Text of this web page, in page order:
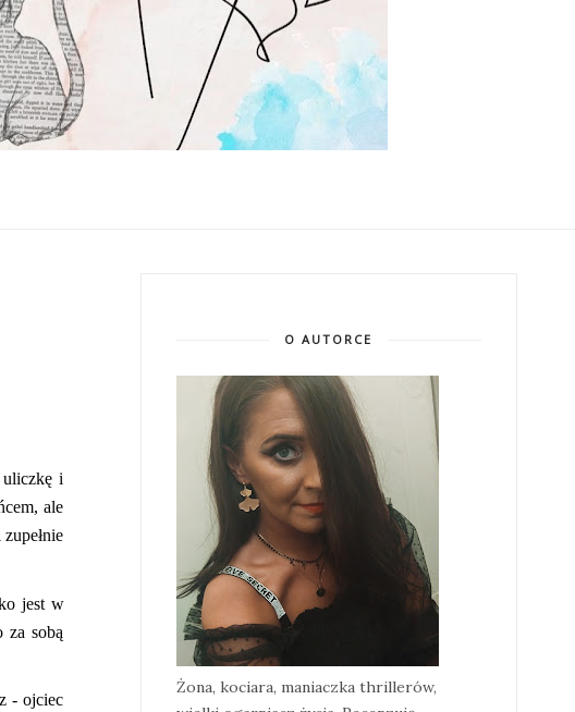
i
ale
jest w
za sobą
- ojciec
O AUTORCE
Żona, kociara, maniaczka thrillerów,